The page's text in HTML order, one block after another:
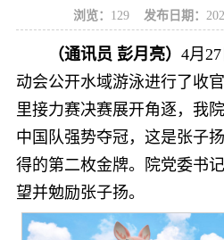
浏览： 129 发布日期：
（通讯员 彭月亮） 4月
动会公开水域游泳进行了收
里接力赛决赛展开角逐，我
中国队强势夺冠，这是张子
得的第二枚金牌。院党委书
望并勉励张子扬。